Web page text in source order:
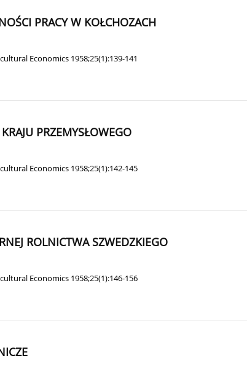
PRACY W KOŁCHOZACH
Economics 1958;25(1):139-141
PRZEMYSŁOWEGO
Economics 1958;25(1):142-145
ROLNICTWA SZWEDZKIEGO
Economics 1958;25(1):146-156